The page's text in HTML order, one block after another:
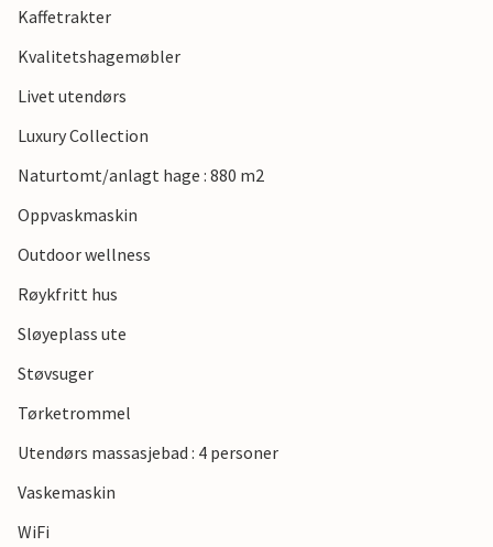
shoppingmuligheter.
Kaffetrakter
Kvalitetshagemøbler
Livet utendørs
Luxury Collection
Naturtomt/anlagt hage : 880 m2
Oppvaskmaskin
Outdoor wellness
Røykfritt hus
Sløyeplass ute
Støvsuger
Tørketrommel
Utendørs massasjebad : 4 personer
Vaskemaskin
WiFi